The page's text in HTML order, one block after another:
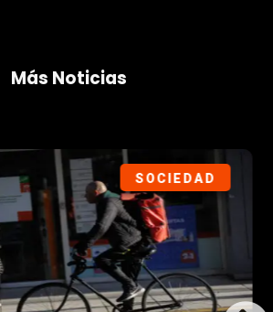
Más Noticias
SOCIEDAD